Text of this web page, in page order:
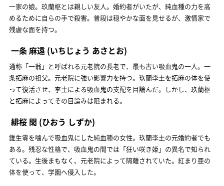
一家の娘。玖蘭枢とは親しい友人。婚約者がいたが、純血種の力を高
めるために自らの手で殺害。普段は穏やかな面を見せるが、激情家で
残虐な面を持つ。
一条 麻遠 (いちじょう あさとお)
通称「一翁」と呼ばれる元老院の長老で、最も古い吸血鬼の一人。一
条拓麻の祖父。元老院に強い影響力を持つ。玖蘭李土を拓麻の体を使
って復活させ、李土による吸血鬼の支配を目論んだ。しかし、玖蘭枢
と拓麻によってその目論みは阻まれる。
緋桜 閑 (ひおう しずか)
錐生零を噛んで吸血鬼にした純血種の女性。玖蘭李土の元婚約者でも
ある。残忍な性格で、吸血鬼の間では「狂い咲き姫」の異名で知られ
ている。生後まもなく、元老院によって隔離されていた。紅まり亜の
体を使って、学園へ侵入した。